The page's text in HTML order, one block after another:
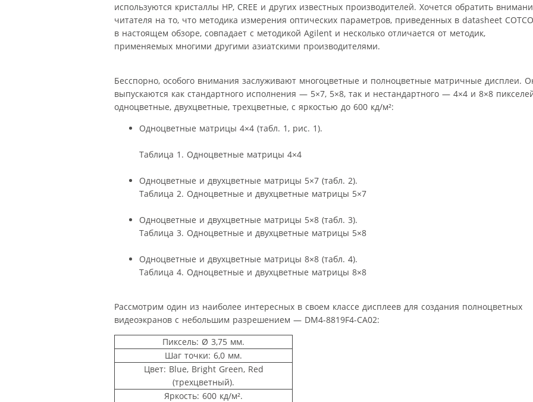
используются кристаллы HP, CREE и других известных производителей. Хочется обратить
читателя на то, что методика измерения оптических параметров, приведенных в datasheet
в настоящем обзоре, совпадает с методикой Agilent и несколько отличается от методик,
применяемых многими другими азиатскими производителями.
Бесспорно, особого внимания заслуживают многоцветные и полноцветные матричные дисплеи.
выпускаются как стандартного исполнения — 5×7, 5×8, так и нестандартного — 4×4 и 8×8
одноцветные, двухцветные, трехцветные, с яркостью до 600 кд/м²:
Одноцветные матрицы 4×4 (табл. 1, рис. 1).
Таблица 1. Одноцветные матрицы 4×4
Одноцветные и двухцветные матрицы 5×7 (табл. 2).
Таблица 2. Одноцветные и двухцветные матрицы 5×7
Одноцветные и двухцветные матрицы 5×8 (табл. 3).
Таблица 3. Одноцветные и двухцветные матрицы 5×8
Одноцветные и двухцветные матрицы 8×8 (табл. 4).
Таблица 4. Одноцветные и двухцветные матрицы 8×8
Рассмотрим один из наиболее интересных в своем классе дисплеев для создания полноцветных
видеоэкранов с небольшим разрешением — DM4-8819F4-CA02:
Пиксель: Ø 3,75 мм.
Шаг точки: 6,0 мм.
Цвет: Blue, Bright Green, Red
(трехцветный).
Яркость: 600 кд/м².